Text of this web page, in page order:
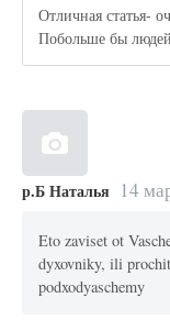
Отличная статья-
Побольше бы
р.Б Наталья 14
Eto zaviset ot
dyxovniky, ili
podxodyaschemy